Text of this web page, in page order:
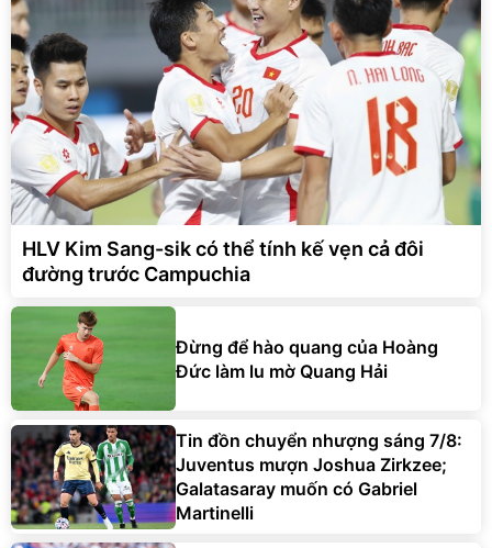
HLV Kim Sang-sik có thể tính kế vẹn cả đôi
đường trước Campuchia
Đừng để hào quang của Hoàng
Đức làm lu mờ Quang Hải
Tin đồn chuyển nhượng sáng 7/8:
Juventus mượn Joshua Zirkzee;
Galatasaray muốn có Gabriel
Martinelli